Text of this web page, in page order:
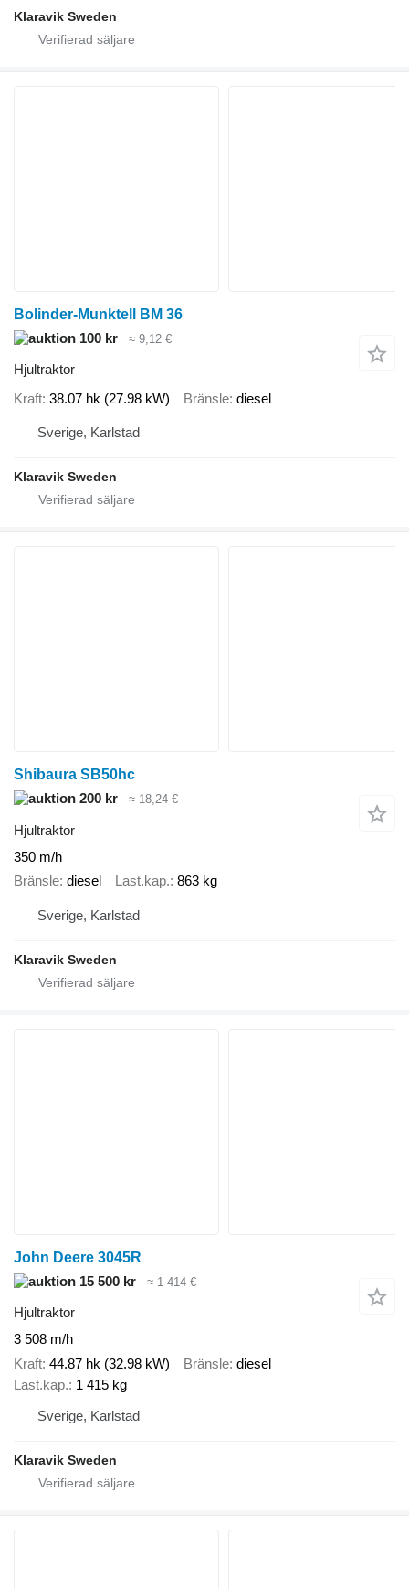
Klaravik Sweden
Bolinder-Munktell BM 36
100 kr
≈ 9,12 €
Hjultraktor
Kraft 38.07 hk (27.98 kW) Bränsle diesel
Sverige, Karlstad
Klaravik Sweden
Shibaura SB50hc
200 kr
≈ 18,24 €
Hjultraktor
350 m/h
Bränsle diesel Last.kap. 863 kg
Sverige, Karlstad
Klaravik Sweden
John Deere 3045R
15 500 kr
≈ 1 414 €
Hjultraktor
3 508 m/h
Kraft 44.87 hk (32.98 kW) Bränsle diesel
Last.kap. 1 415 kg
Sverige, Karlstad
Klaravik Sweden